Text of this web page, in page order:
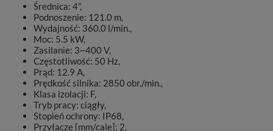
Średnica: 4”,
Podnoszenie: 121.0 m,
Wydajność: 360.0 l/min.,
Moc: 5.5 kW,
Zasilanie: 3~400 V,
Częstotliwość: 50 Hz,
Prąd: 12.9 A,
Prędkość silnika: 2850 obr./min.,
Klasa izolacji: F,
Tryb pracy: ciągły,
Stopień ochrony: IP68,
Przyłącze [mm/cale]: 2,